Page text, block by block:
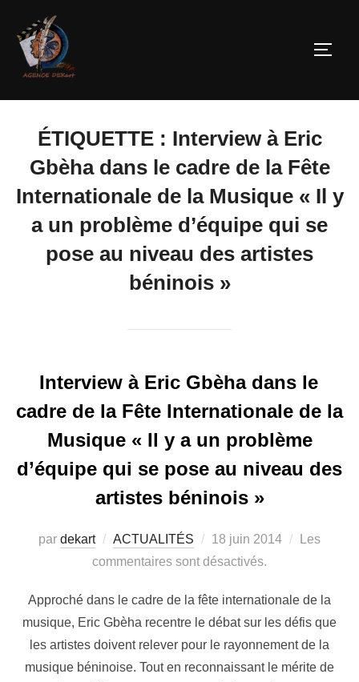
ÉTIQUETTE : Interview à Eric
Gbèha dans le cadre de la Fête
Internationale de la Musique « Il y
a un problème d’équipe qui se
pose au niveau des artistes
béninois »
Interview à Eric Gbèha dans le
cadre de la Fête Internationale de la
Musique « Il y a un problème
d’équipe qui se pose au niveau des
artistes béninois »
par dekart ACTUALITÉS 18 juin 2014
Les
commentaires sont désactivés.
Approché dans le cadre de la fête internationale de la
musique, Eric Gbèha recentre le débat sur les défis que
les artistes doivent relever pour le rayonnement de la
musique béninoise. Tout en reconnaissant le mérite de